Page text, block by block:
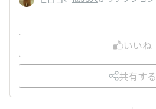
いいね
共有する